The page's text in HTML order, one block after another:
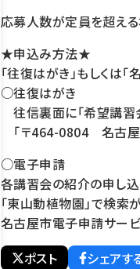
応募人数が定員を超える
★申込み方法★
「往復はがき」もしくは
○往復はがき
往信裏面に「希望講習
「〒464-0804 名古屋
○電子申請
各講習会の紹介の申し込
「東山動植物園」で検索
名古屋市電子申請サー
ポスト
シェアす